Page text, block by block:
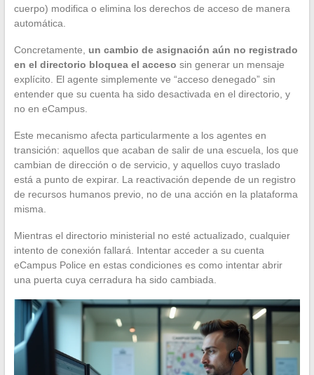
cuerpo) modifica o elimina los derechos de acceso de manera
automática.
Concretamente, un cambio de asignación aún no registrado
en el directorio bloquea el acceso sin generar un mensaje
explícito. El agente simplemente ve “acceso denegado” sin
entender que su cuenta ha sido desactivada en el directorio, y
no en eCampus.
Este mecanismo afecta particularmente a los agentes en
transición: aquellos que acaban de salir de una escuela, los que
cambian de dirección o de servicio, y aquellos cuyo traslado
está a punto de expirar. La reactivación depende de un registro
de recursos humanos previo, no de una acción en la plataforma
misma.
Mientras el directorio ministerial no esté actualizado, cualquier
intento de conexión fallará. Intentar acceder a su cuenta
eCampus Police en estas condiciones es como intentar abrir
una puerta cuya cerradura ha sido cambiada.